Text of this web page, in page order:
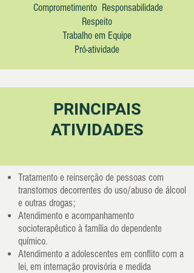
PRINCIPAIS
ATIVIDADES
Comprometimento Responsabilidade
Respeito
Trabalho em Equipe
Pró-atividade
Tratamento e reinserção de pessoas com
transtornos decorrentes do uso/abuso de álcool
e outras drogas;
Atendimento e acompanhamento
socioterapêutico à família do dependente
químico.
Atendimento a adolescentes em conflito com a
lei, em internação provisória e medida